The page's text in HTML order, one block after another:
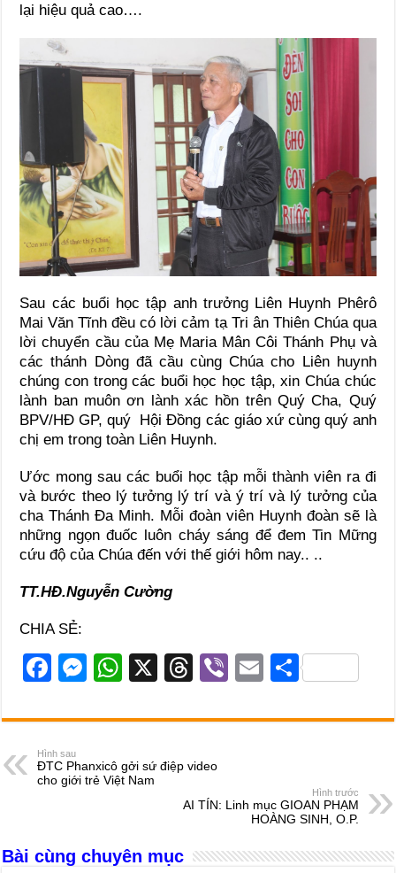
lại hiệu quả cao….
Sau các buổi học tập anh trưởng Liên Huynh Phêrô
Mai Văn Tĩnh đều có lời cảm tạ Tri ân Thiên Chúa qua
lời chuyển cầu của Mẹ Maria Mân Côi Thánh Phụ và
các thánh Dòng đã cầu cùng Chúa cho Liên huynh
chúng con trong các buổi học học tập, xin Chúa chúc
lành ban muôn ơn lành xác hồn trên Quý Cha, Quý
BPV/HĐ GP, quý Hội Đồng các giáo xứ cùng quý anh
chị em trong toàn Liên Huynh.
Ước mong sau các buổi học tập mỗi thành viên ra đi
và bước theo lý tưởng lý trí và ý trí và lý tưởng của
cha Thánh Đa Minh. Mỗi đoàn viên Huynh đoàn sẽ là
những ngọn đuốc luôn cháy sáng để đem Tin Mững
cứu độ của Chúa đến với thế giới hôm nay.. ..
TT.HĐ.Nguyễn Cường
CHIA SẺ:
F
c
e
b
k
M
ss
n
W
at
A
X
T
e
d
s
Vi
er
E
ail
S
ar
Hình sau
ĐTC Phanxicô gởi sứ điệp video
cho giới trẻ Việt Nam
Hình trước
AI TÍN: Linh mục GIOAN PHẠM
HOÀNG SINH, O.P.
Bài cùng chuyên mục